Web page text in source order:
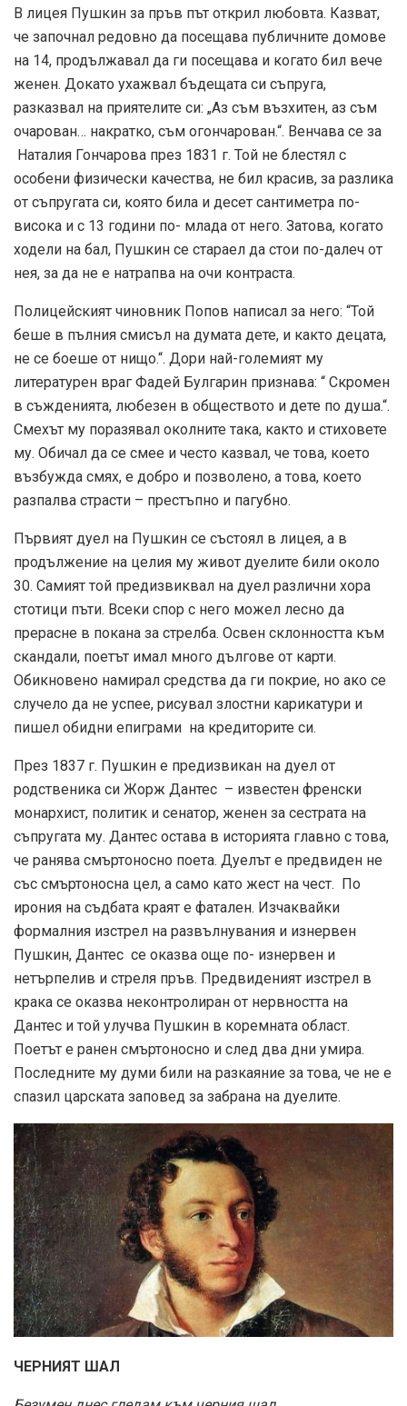
В лицея Пушкин за пръв път открил любовта. Казват,
че започнал редовно да посещава публичните домове
на 14, продължавал да ги посещава и когато бил вече
женен. Докато ухажвал бъдещата си съпруга,
разказвал на приятелите си: „Аз съм възхитен, аз съм
очарован… накратко, съм огончарован.“. Венчава се за
Наталия Гончарова през 1831 г. Той не блестял с
особени физически качества, не бил красив, за разлика
от съпругата си, която била и десет сантиметра по-
висока и с 13 години по- млада от него. Затова, когато
ходели на бал, Пушкин се стараел да стои по-далеч от
нея, за да не е натрапва на очи контраста.
Полицейският чиновник Попов написал за него: “Той
беше в пълния смисъл на думата дете, и както децата,
не се боеше от нищо.“. Дори най-големият му
литературен враг Фадей Булгарин признава: “ Скромен
в съжденията, любезен в обществото и дете по душа.“.
Смехът му поразявал околните така, както и стиховете
му. Обичал да се смее и често казвал, че това, което
възбужда смях, е добро и позволено, а това, което
разпалва страсти – престъпно и пагубно.
Първият дуел на Пушкин се състоял в лицея, а в
продължение на целия му живот дуелите били около
30. Самият той предизвиквал на дуел различни хора
стотици пъти. Всеки спор с него можел лесно да
прерасне в покана за стрелба. Освен склонността към
скандали, поетът имал много дългове от карти.
Обикновено намирал средства да ги покрие, но ако се
случело да не успее, рисувал злостни карикатури и
пишел обидни епиграми на кредиторите си.
През 1837 г. Пушкин е предизвикан на дуел от
родственика си Жорж Дантес – известен френски
монархист, политик и сенатор, женен за сестрата на
съпругата му. Дантес остава в историята главно с това,
че ранява смъртоносно поета. Дуелът е предвиден не
със смъртоносна цел, а само като жест на чест. По
ирония на съдбата краят е фатален. Изчаквайки
формалния изстрел на развълнувания и изнервен
Пушкин, Дантес се оказва още по- изнервен и
нетърпелив и стреля пръв. Предвиденият изстрел в
крака се оказва неконтролиран от нервността на
Дантес и той улучва Пушкин в коремната област.
Поетът е ранен смъртоносно и след два дни умира.
Последните му думи били на разкаяние за това, че не е
спазил царската заповед за забрана на дуелите.
ЧЕРНИЯТ ШАЛ